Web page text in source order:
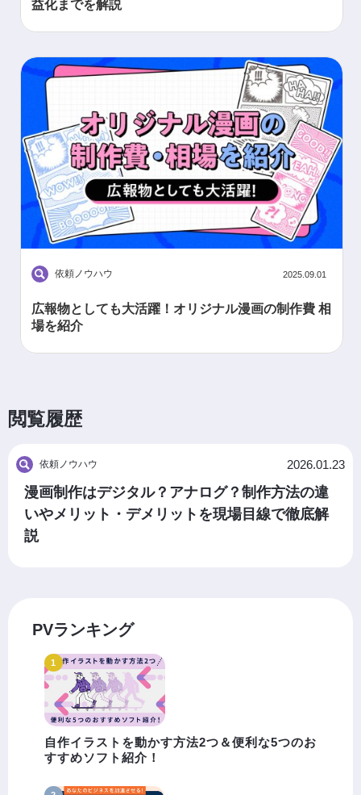
益化までを解説
依頼ノウハウ 2025.09.01
広報物としても大活躍！オリジナル漫画の制作費 相
場を紹介
閲覧履歴
依頼ノウハウ 2026.01.23
漫画制作はデジタル？アナログ？制作方法の違
いやメリット・デメリットを現場目線で徹底解
説
PVランキング
自作イラストを動かす方法2つ＆便利な5つのお
すすめソフト紹介！